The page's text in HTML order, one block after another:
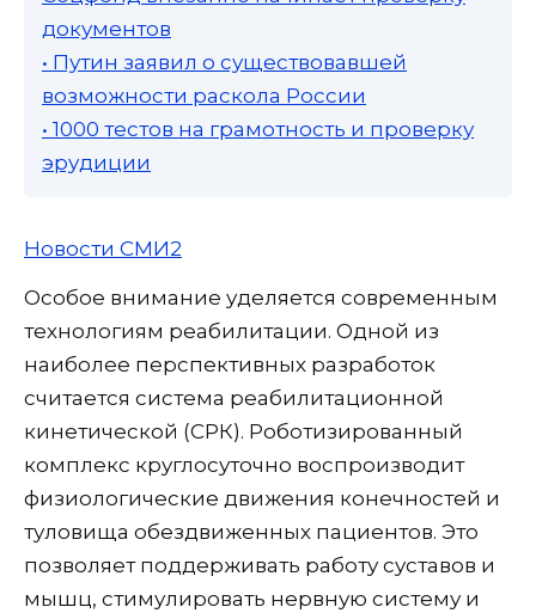
документов
• Путин заявил о существовавшей
возможности раскола России
• 1000 тестов на грамотность и проверку
эрудиции
Новости СМИ2
Особое внимание уделяется современным
технологиям реабилитации. Одной из
наиболее перспективных разработок
считается система реабилитационной
кинетической (СРК). Роботизированный
комплекс круглосуточно воспроизводит
физиологические движения конечностей и
туловища обездвиженных пациентов. Это
позволяет поддерживать работу суставов и
мышц, стимулировать нервную систему и